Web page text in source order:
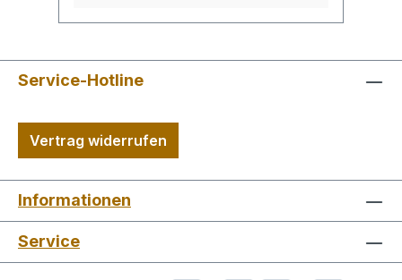
Service-Hotline
Vertrag widerrufen
Informationen
Service